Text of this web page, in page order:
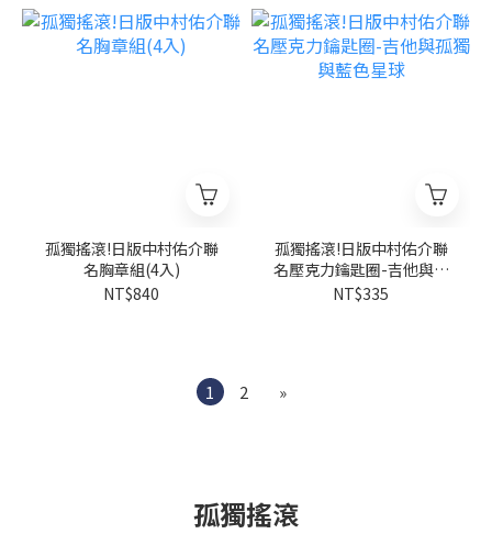
孤獨搖滾!日版中村佑介聯
名胸章組(4入)
NT$840
孤獨搖滾!日版中村佑介聯
名壓克力鑰匙圈-吉他與孤
獨與藍色星球
NT$335
1 2 »
孤獨搖滾